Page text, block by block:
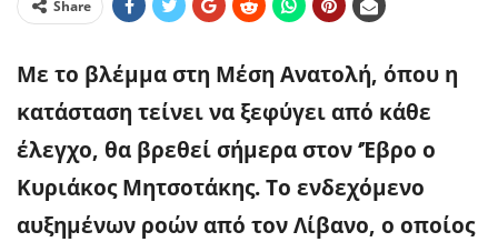
Share
Με το βλέμμα στη Μέση Ανατολή, όπου η
κατάσταση τείνει να ξεφύγει από κάθε
έλεγχο, θα βρεθεί σήμερα στον ‘Έβρο ο
Κυριάκος Μητσοτάκης. Το ενδεχόμενο
αυξημένων ροών από τον Λίβανο, ο οποίος